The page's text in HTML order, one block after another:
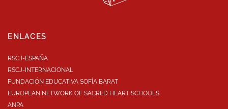
ENLACES
RSCJ-ESPAÑA
RSCJ-INTERNACIONAL
FUNDACIÓN EDUCATIVA SOFÍA BARAT
EUROPEAN NETWORK OF SACRED HEART SCHOOLS
ANPA